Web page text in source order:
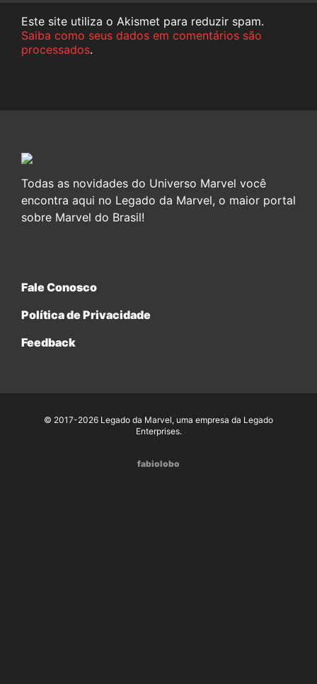
Este site utiliza o Akismet para reduzir spam.
Saiba como seus dados em comentários são
processados.
Todas as novidades do Universo Marvel você
encontra aqui no Legado da Marvel, o maior portal
sobre Marvel do Brasil!
Fale Conosco
Política de Privacidade
Feedback
© 2017-2026 Legado da Marvel, uma empresa da Legado
Enterprises.
fabiolobo